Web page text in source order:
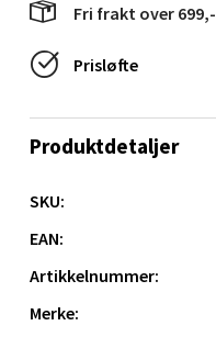
Fri frakt over 699,-
Prisløfte
Produktdetaljer
SKU:
EAN:
Artikkelnummer:
Merke: